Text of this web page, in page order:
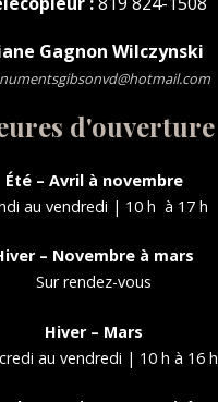
Gagnon Wilczynski
d'ouverture
Été – Avril à novembre
au vendredi | 10 h à 17 h
– Novembre à mars
Sur rendez-vous
Hiver – Mars
au vendredi | 10 h à 16 h